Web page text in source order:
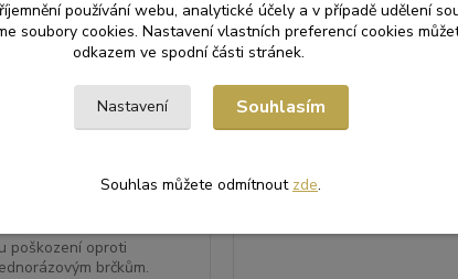
plastové stříbrné 25
mm [150 ks] (znovu
polypropylenu a
poškození oproti
brčkům.
Kelímek průhledný 0,3 l -
mm) [100 ks]
používání webu, analytické účely a v případě udělení
soubory cookies. Nastavení vlastních preferencí cookies
odkazem ve spodní části stránek.
Nastavení Souhlasím
Souhlas můžete odmítnout zde.